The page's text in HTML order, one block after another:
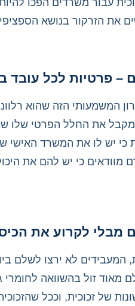
את הזרקור בנושא
– פרטיות לכל עובד
המשמעותי הזה שהוא
את החלל הפרטי שלו
כי יש לו את המשרד האישי
מוודאים כי יש להם את
מבלי לקרוע את
המעבידים לא ירצו לשלם
מאוד זול בהשוואה
של זכוכית, וככל